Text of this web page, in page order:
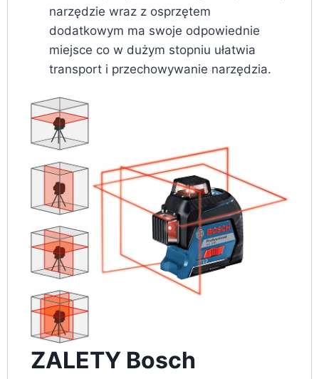
narzędzie wraz z osprzętem
dodatkowym ma swoje odpowiednie
miejsce co w dużym stopniu ułatwia
transport i przechowywanie narzędzia.
ZALETY Bosch